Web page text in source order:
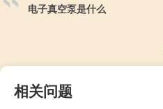
电子真空泵是什么
相关问题